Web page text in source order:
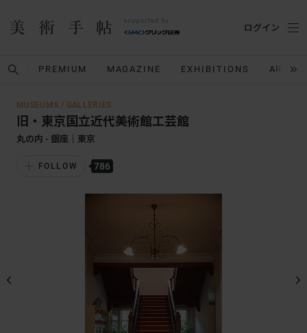
PREMIUM MAGAZINE EXHIBITIONS
ログイン
MUSEUMS / GALLERIES
旧・東京国立近代美術館工芸館
丸の内 - 銀座｜東京
FOLLOW 786